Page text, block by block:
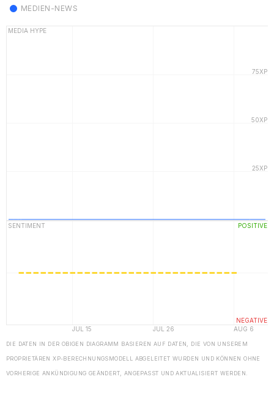
MEDIEN-NEWS
DIE DATEN IN DER OBIGEN DIAGRAMM BASIEREN AUF DATEN, DIE VON UNSEREM
PROPRIETÄREN XP-BERECHNUNGSMODELL ABGELEITET WURDEN UND KÖNNEN OHNE
VORHERIGE ANKÜNDIGUNG GEÄNDERT, ANGEPASST UND AKTUALISIERT WERDEN.